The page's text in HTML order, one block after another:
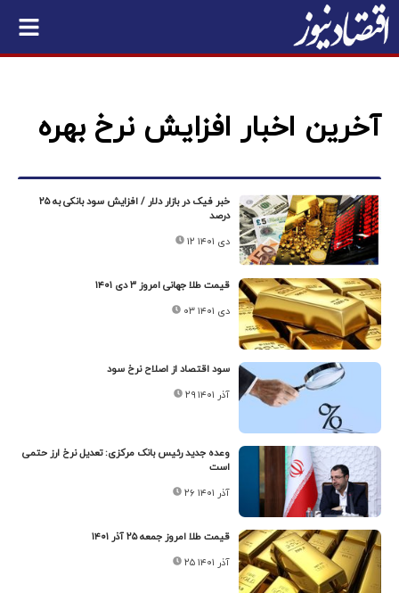
آخرین اخبار افزایش نرخ بهره
خبر فیک در بازار دلار / افزایش سود بانکی به ۲۵
درصد
۱۲ دی ۱۴۰۱
قیمت طلا جهانی امروز ۳ دی ۱۴۰۱
۰۳ دی ۱۴۰۱
سود اقتصاد از اصلاح نرخ سود
۲۹ آذر ۱۴۰۱
وعده جدید رئیس بانک مرکزی: تعدیل نرخ‌ ارز حتمی
است
۲۶ آذر ۱۴۰۱
قیمت طلا امروز جمعه ۲۵ آذر ۱۴۰۱
۲۵ آذر ۱۴۰۱